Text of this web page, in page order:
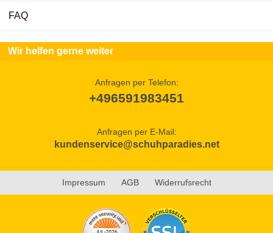
FAQ
Wir helfen gerne weiter
Anfragen per Telefon:
+496591983451
Anfragen per E-Mail:
kundenservice@schuhparadies.net
Impressum AGB Widerrufsrecht